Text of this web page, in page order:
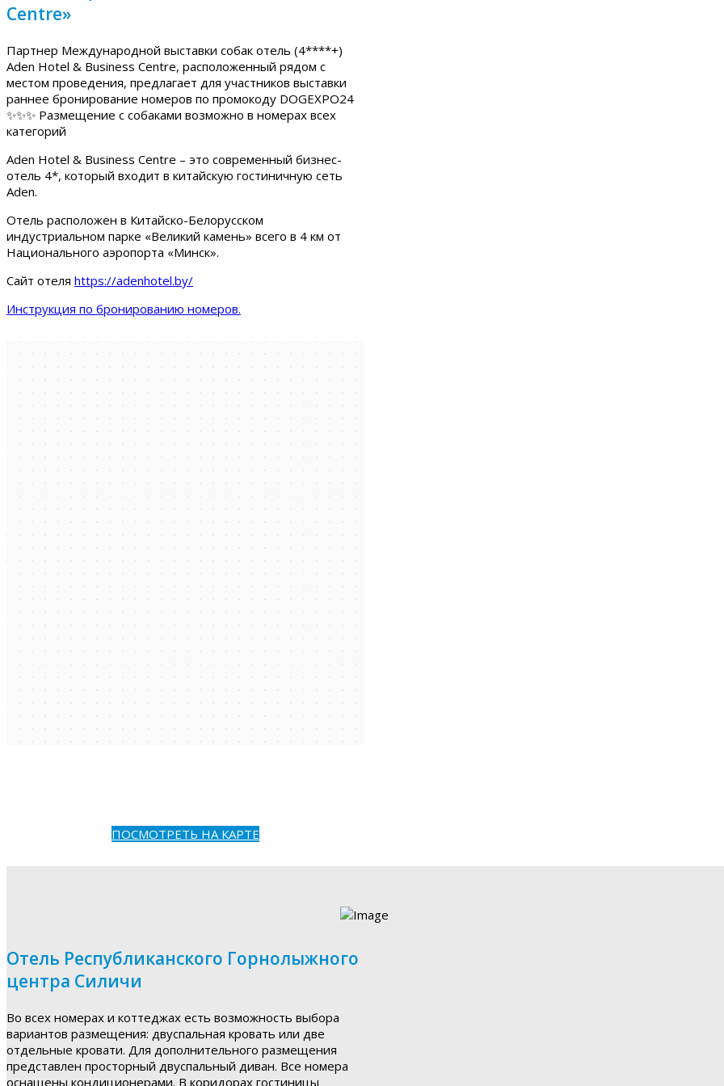
Centre»
Партнер Международной выставки собак отель (4****+)
Aden Hotel & Business Centre, расположенный рядом с
местом проведения, предлагает для участников выставки
раннее бронирование номеров по промокоду DOGEXPO24
✨✨✨ Размещение с собаками возможно в номерах всех
категорий
Aden Hotel & Business Centre – это современный бизнес-
отель 4*, который входит в китайскую гостиничную сеть
Aden.
Отель расположен в Китайско-Белорусском
индустриальном парке «Великий камень» всего в 4 км от
Национального аэропорта «Минск».
Сайт отеля https://adenhotel.by/
Инструкция по бронированию номеров.
ПОСМОТРЕТЬ НА КАРТЕ
Отель Республиканского Горнолыжного
центра Силичи
Во всех номерах и коттеджах есть возможность выбора
вариантов размещения: двуспальная кровать или две
отдельные кровати. Для дополнительного размещения
представлен просторный двуспальный диван. Все номера
оснащены кондиционерами. В коридорах гостиницы